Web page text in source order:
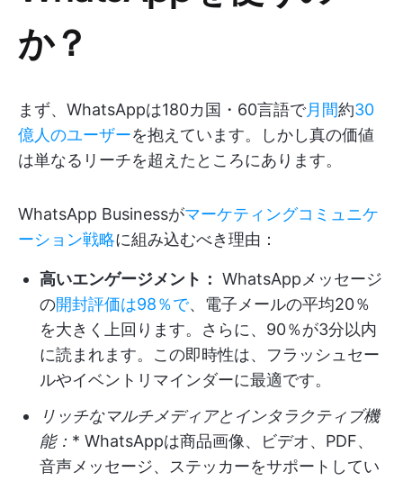
か？
まず、WhatsAppは180カ国・60言語で月間約30
億人のユーザーを抱えています。しかし真の価値
は単なるリーチを超えたところにあります。
WhatsApp Businessがマーケティングコミュニケ
ーション戦略に組み込むべき理由：
高いエンゲージメント： WhatsAppメッセージ
の開封評価は98％で、電子メールの平均20％
を大きく上回ります。さらに、90％が3分以内
に読まれます。この即時性は、フラッシュセー
ルやイベントリマインダーに最適です。
リッチなマルチメディアとインタラクティブ機
能： * WhatsAppは商品画像、ビデオ、PDF、
音声メッセージ、ステッカーをサポートしてい